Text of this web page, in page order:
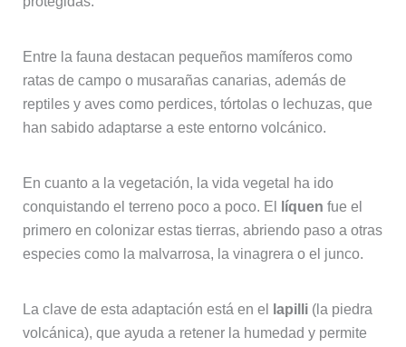
Entre la fauna destacan pequeños mamíferos como
ratas de campo o musarañas canarias, además de
reptiles y aves como perdices, tórtolas o lechuzas, que
han sabido adaptarse a este entorno volcánico.
En cuanto a la vegetación, la vida vegetal ha ido
conquistando el terreno poco a poco. El
líquen fue el
primero en colonizar estas tierras, abriendo paso a otras
especies como la malvarrosa, la vinagrera o el junco.
La clave de esta adaptación está en el lapilli(la piedra
volcánica), que ayuda a retener la humedad y permite